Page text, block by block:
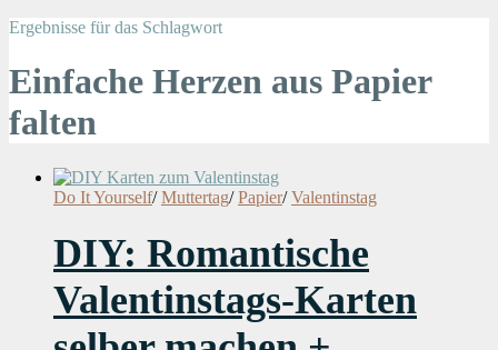
Ergebnisse für das Schlagwort
Einfache Herzen aus Papier
falten
Do It Yourself/ Muttertag/ Papier/ Valentinstag
DIY: Romantische
Valentinstags-Karten